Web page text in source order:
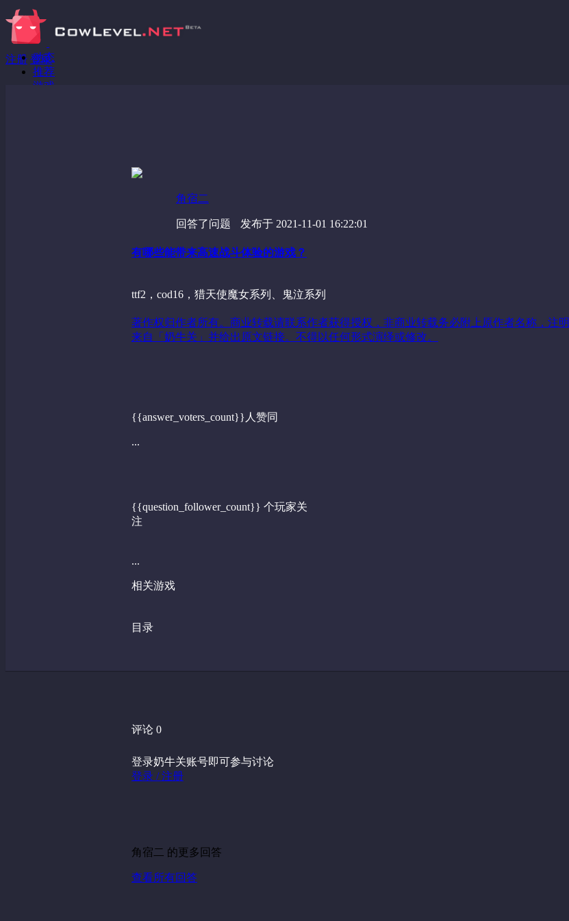
注册 登录
动态
推荐
游戏
角宿二
回答了问题 发布于 2021-11-01 16:22:01
有哪些能带来高速战斗体验的游戏？
ttf2，cod16，猎天使魔女系列、鬼泣系列
著作权归作者所有。商业转载请联系作者获得授权，非商业转载务必附上原作者名称，注明
来自「奶牛关」并给出原文链接。不得以任何形式演绎或修改。
{{answer_voters_count}}人赞同
...
{{question_follower_count}} 个玩家关
注
...
相关游戏
目录
评论 0
登录奶牛关账号即可参与讨论
登录 / 注册
角宿二 的更多回答
查看所有回答